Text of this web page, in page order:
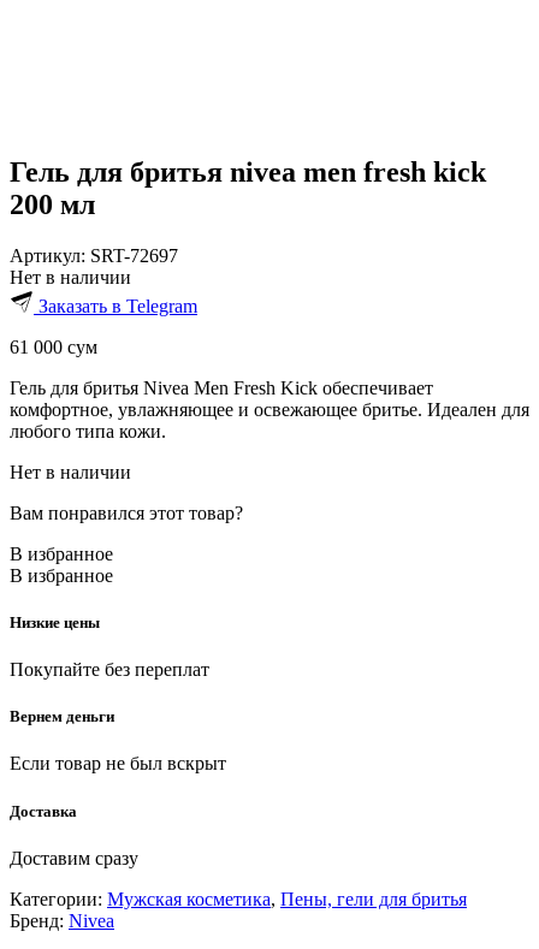
Гель для бритья nivea men fresh kick
200 мл
Артикул: SRT-72697
Нет в наличии
Заказать в Telegram
61 000 сум
Гель для бритья Nivea Men Fresh Kick обеспечивает
комфортное, увлажняющее и освежающее бритье. Идеален для
любого типа кожи.
Нет в наличии
Вам понравился этот товар?
В избранное
В избранное
Низкие цены
Покупайте без переплат
Вернем деньги
Если товар не был вскрыт
Доставка
Доставим сразу
Категории: Мужская косметика, Пены, гели для бритья
Бренд: Nivea